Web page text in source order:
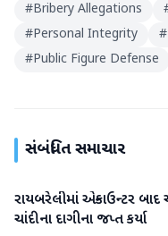
#Bribery Allegations
#Personal Integrity #
#Public Figure Defense
સંબંધિત સમાચાર
રાષ્ટ્રીય
રાયબરેલીમાં એન્કાઉન્ટર
ચાંદીના દાગીના જપ્ત કર્યા